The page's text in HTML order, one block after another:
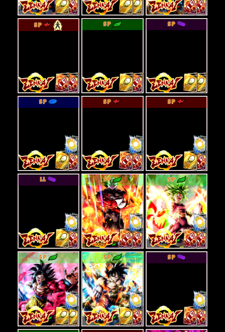
SP SP SP
SP SP SP
LL SP SP
SP SP SP